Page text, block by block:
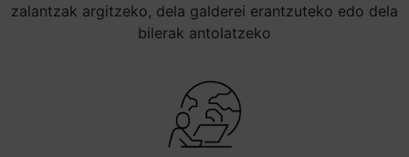
zalantzak argitzeko, dela galderei erantzuteko edo dela
bilerak antolatzeko